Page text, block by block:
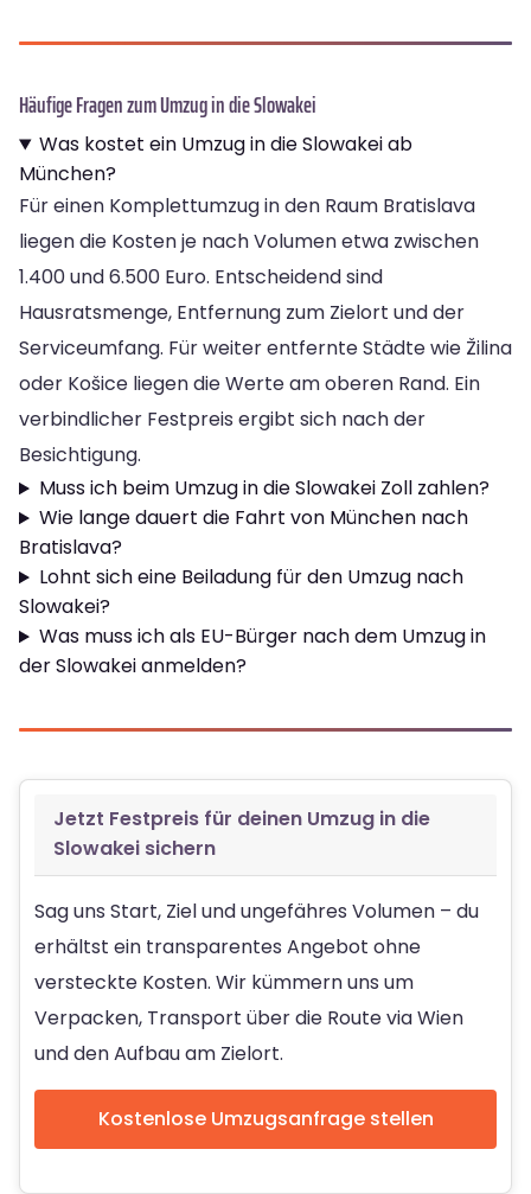
Häufige Fragen zum Umzug in die Slowakei
Was kostet ein Umzug in die Slowakei ab
München?
Für einen Komplettumzug in den Raum Bratislava
liegen die Kosten je nach Volumen etwa zwischen
1.400 und 6.500 Euro. Entscheidend sind
Hausratsmenge, Entfernung zum Zielort und der
Serviceumfang. Für weiter entfernte Städte wie Žilina
oder Košice liegen die Werte am oberen Rand. Ein
verbindlicher Festpreis ergibt sich nach der
Besichtigung.
Muss ich beim Umzug in die Slowakei Zoll zahlen?
Wie lange dauert die Fahrt von München nach
Bratislava?
Lohnt sich eine Beiladung für den Umzug nach
Slowakei?
Was muss ich als EU-Bürger nach dem Umzug in
der Slowakei anmelden?
Jetzt Festpreis für deinen Umzug in die
Slowakei sichern
Sag uns Start, Ziel und ungefähres Volumen – du
erhältst ein transparentes Angebot ohne
versteckte Kosten. Wir kümmern uns um
Verpacken, Transport über die Route via Wien
und den Aufbau am Zielort.
Kostenlose Umzugsanfrage stellen